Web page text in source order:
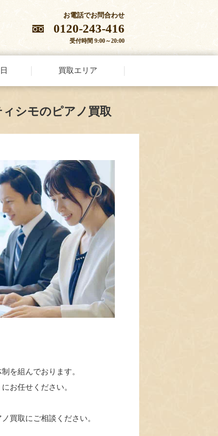
お電話でお問合わせ
0120-243-416
受付時間 9:00～20:00
買取エリア
シモのピアノ買取
を組んでおります。
お任せください。
買取にご相談ください。